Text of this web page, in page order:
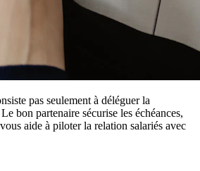
pas seulement à déléguer la
bon partenaire sécurise les échéances,
aide à piloter la relation salariés avec